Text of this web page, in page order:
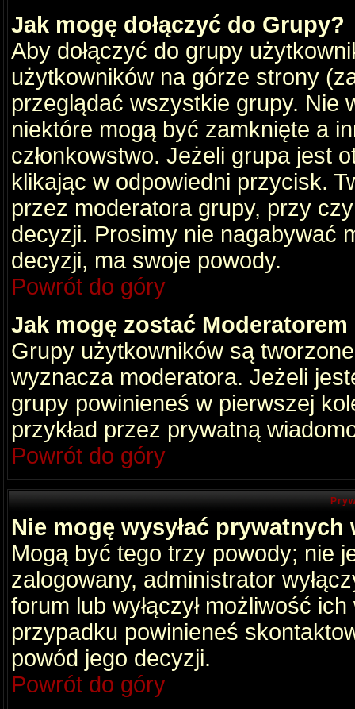
Jak mogę dołączyć do Grupy?
Aby dołączyć do grupy
użytkowników na górze strony
przeglądać wszystkie grupy. Nie
niektóre mogą być zamknięte a
członkowstwo. Jeżeli grupa jest
klikając w odpowiedni przycisk.
przez moderatora grupy, przy
decyzji. Prosimy nie nagabywać
decyzji, ma swoje powody.
Powrót do góry
Jak mogę zostać
Grupy użytkowników są
wyznacza moderatora. Jeżeli
grupy powinieneś w pierwszej
przykład przez prywatną
Powrót do góry
Nie mogę wysyłać
Mogą być tego trzy powody; nie
zalogowany, administrator
forum lub wyłączył możliwość
przypadku powinieneś
powód jego decyzji.
Powrót do góry